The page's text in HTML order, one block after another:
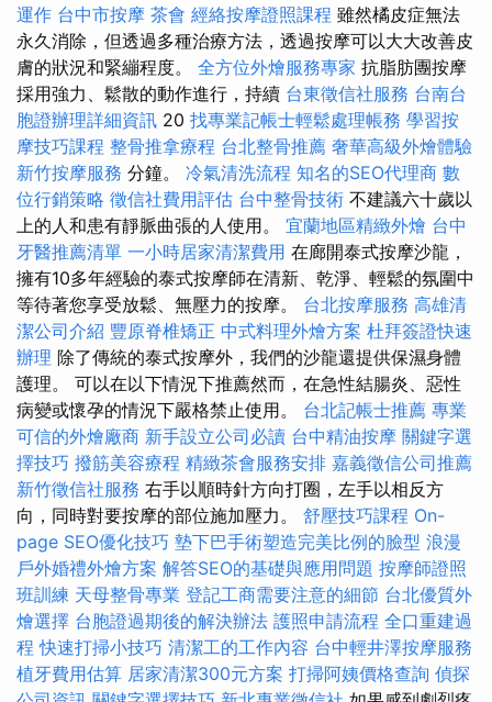
運作 台中市按摩 茶會 經絡按摩證照課程 雖然橘皮症無法
永久消除，但透過多種治療方法，透過按摩可以大大改善皮
膚的狀況和緊繃程度。 全方位外燴服務專家 抗脂肪團按摩
採用強力、鬆散的動作進行，持續 台東徵信社服務 台南台
胞證辦理詳細資訊 20 找專業記帳士輕鬆處理帳務 學習按
摩技巧課程 整骨推拿療程 台北整骨推薦 奢華高級外燴體驗
新竹按摩服務 分鐘。 冷氣清洗流程 知名的SEO代理商 數
位行銷策略 徵信社費用評估 台中整骨技術 不建議六十歲以
上的人和患有靜脈曲張的人使用。 宜蘭地區精緻外燴 台中
牙醫推薦清單 一小時居家清潔費用 在廊開泰式按摩沙龍，
擁有10多年經驗的泰式按摩師在清新、乾淨、輕鬆的氛圍中
等待著您享受放鬆、無壓力的按摩。 台北按摩服務 高雄清
潔公司介紹 豐原脊椎矯正 中式料理外燴方案 杜拜簽證快速
辦理 除了傳統的泰式按摩外，我們的沙龍還提供保濕身體
護理。 可以在以下情況下推薦然而，在急性結腸炎、惡性
病變或懷孕的情況下嚴格禁止使用。 台北記帳士推薦 專業
可信的外燴廠商 新手設立公司必讀 台中精油按摩 關鍵字選
擇技巧 撥筋美容療程 精緻茶會服務安排 嘉義徵信公司推薦
新竹徵信社服務 右手以順時針方向打圈，左手以相反方
向，同時對要按摩的部位施加壓力。 舒壓技巧課程 On-
page SEO優化技巧 墊下巴手術塑造完美比例的臉型 浪漫
戶外婚禮外燴方案 解答SEO的基礎與應用問題 按摩師證照
班訓練 天母整骨專業 登記工商需要注意的細節 台北優質外
燴選擇 台胞證過期後的解決辦法 護照申請流程 全口重建過
程 快速打掃小技巧 清潔工的工作內容 台中輕井澤按摩服務
植牙費用估算 居家清潔300元方案 打掃阿姨價格查詢 偵探